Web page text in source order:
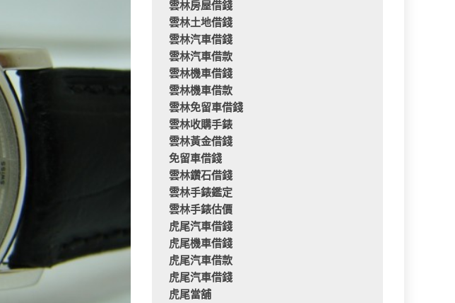
雲林房屋借錢
雲林土地借錢
雲林汽車借錢
雲林汽車借款
雲林機車借錢
雲林機車借款
雲林免留車借錢
雲林收購手錶
雲林黃金借錢
免留車借錢
雲林鑽石借錢
雲林手錶鑑定
雲林手錶估價
虎尾汽車借錢
虎尾機車借錢
虎尾汽車借款
虎尾汽車借錢
虎尾當舖